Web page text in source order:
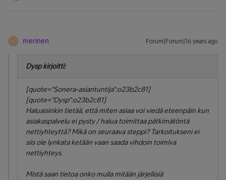
M merinen Forum|Forum|16 years ago
Dysp kirjoitti:
[quote="Sonera-asiantuntija":o23b2c81]
[quote="Dysp":o23b2c81]
Haluaisinkin tietää, että miten asiaa voi viedä eteenpäin kun
asiakaspalvelu ei pysty / halua toimittaa pätkimätöntä
nettiyhteyttä? Mikä on seuraava steppi? Tarkoitukseni ei
siis ole lynkata ketään vaan saada vihdoin toimiva
nettiyhteys.
Mistä saan tietoa onko mulla mitään järjellisiä